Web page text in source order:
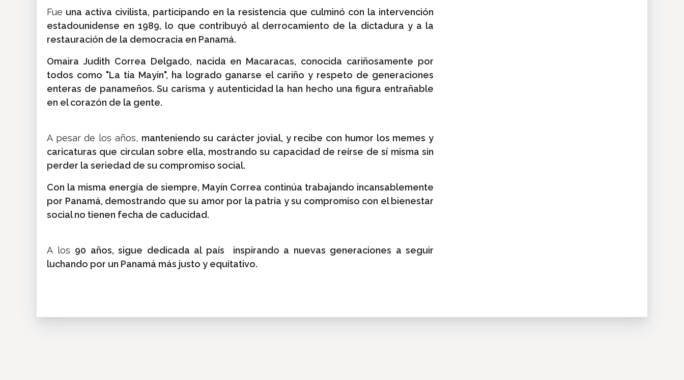
Fue una activa civilista, participando en la resistencia que culminó con la intervención
estadounidense en 1989, lo que contribuyó al derrocamiento de la dictadura y a la
restauración de la democracia en Panamá.
Omaira Judith Correa Delgado, nacida en Macaracas, conocida cariñosamente por
todos como "La tía Mayín", ha logrado ganarse el cariño y respeto de generaciones
enteras de panameños. Su carisma y autenticidad la han hecho una figura entrañable
en el corazón de la gente.
A pesar de los años, manteniendo su carácter jovial, y recibe con humor los memes y
caricaturas que circulan sobre ella, mostrando su capacidad de reírse de sí misma sin
perder la seriedad de su compromiso social.
Con la misma energía de siempre, Mayín Correa continúa trabajando incansablemente
por Panamá, demostrando que su amor por la patria y su compromiso con el bienestar
social no tienen fecha de caducidad.
A los 90 años, sigue dedicada al país inspirando a nuevas generaciones a seguir
luchando por un Panamá más justo y equitativo.